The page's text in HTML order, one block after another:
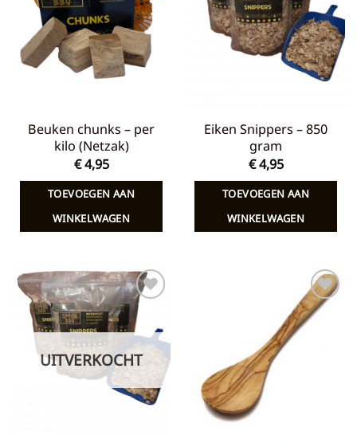
verlanglijst
Beuken chunks – per
kilo (Netzak)
€4,95
TOEVOEGEN AAN
WINKELWAGEN
verlanglijst
Eiken Snippers – 850
gram
€4,95
TOEVOEGEN AAN
WINKELWAGEN
Toevoegen
aan
verlanglijst
UITVERKOCHT
Toevoegen
aan
verlanglijst